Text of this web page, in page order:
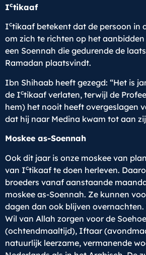
Ictikaaf
Ictikaaf betekent dat de persoon in
om zich te richten op het aanbidden
een Soennah die gedurende de
Ramadan plaatsvindt.
Ibn Shihaab heeft gezegd: “Het is
de Ictikaaf verlaten, terwijl de
hem) het nooit heeft overgeslagen
dat hij naar Medina kwam tot aan
Moskee as-Soennah
Ook dit jaar is onze moskee van
van Ictikaaf te doen herleven.
broeders vanaf aanstaande
moskee as-Soennah. Ze kunnen
dagen dan ook blijven overnachten.
Wil van Allah zorgen voor de
(ochtendmaaltijd), Iftaar
natuurlijk leerzame, vermanende